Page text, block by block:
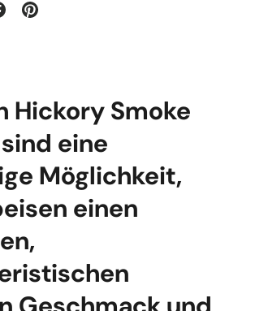
Hickory Smoke
eine
Möglichkeit,
einen